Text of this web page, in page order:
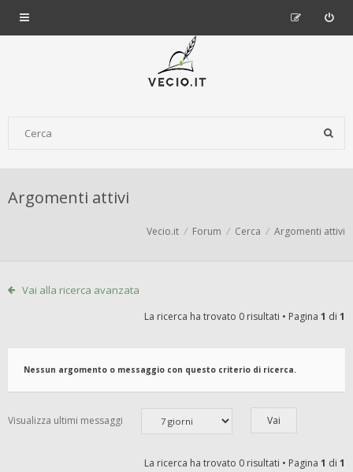
Argomenti attivi
Vecio.it Forum Cerca Argomenti attivi
Vai alla ricerca avanzata
La ricerca ha trovato 0 risultati • Pagina 1 di 1
Nessun argomento o messaggio con questo criterio di ricerca.
Visualizza ultimi messaggi
La ricerca ha trovato 0 risultati • Pagina 1 di 1